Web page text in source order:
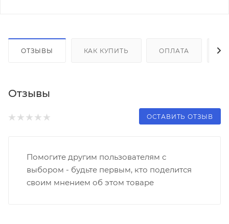
ОТЗЫВЫ КАК КУПИТЬ ОПЛАТА
Отзывы
ОСТАВИТЬ ОТЗЫВ
Помогите другим пользователям с
выбором - будьте первым, кто поделится
своим мнением об этом товаре